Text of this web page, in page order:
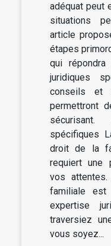
adéquat peut
situations
article
étapes
qui
juridiques
conseils et
permettront
spécifiques
droit de la
requiert une
vos
familiale
expertise
traversiez
vous soyez...